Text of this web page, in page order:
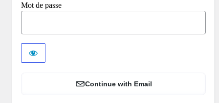
Mot de passe
Continue with Email